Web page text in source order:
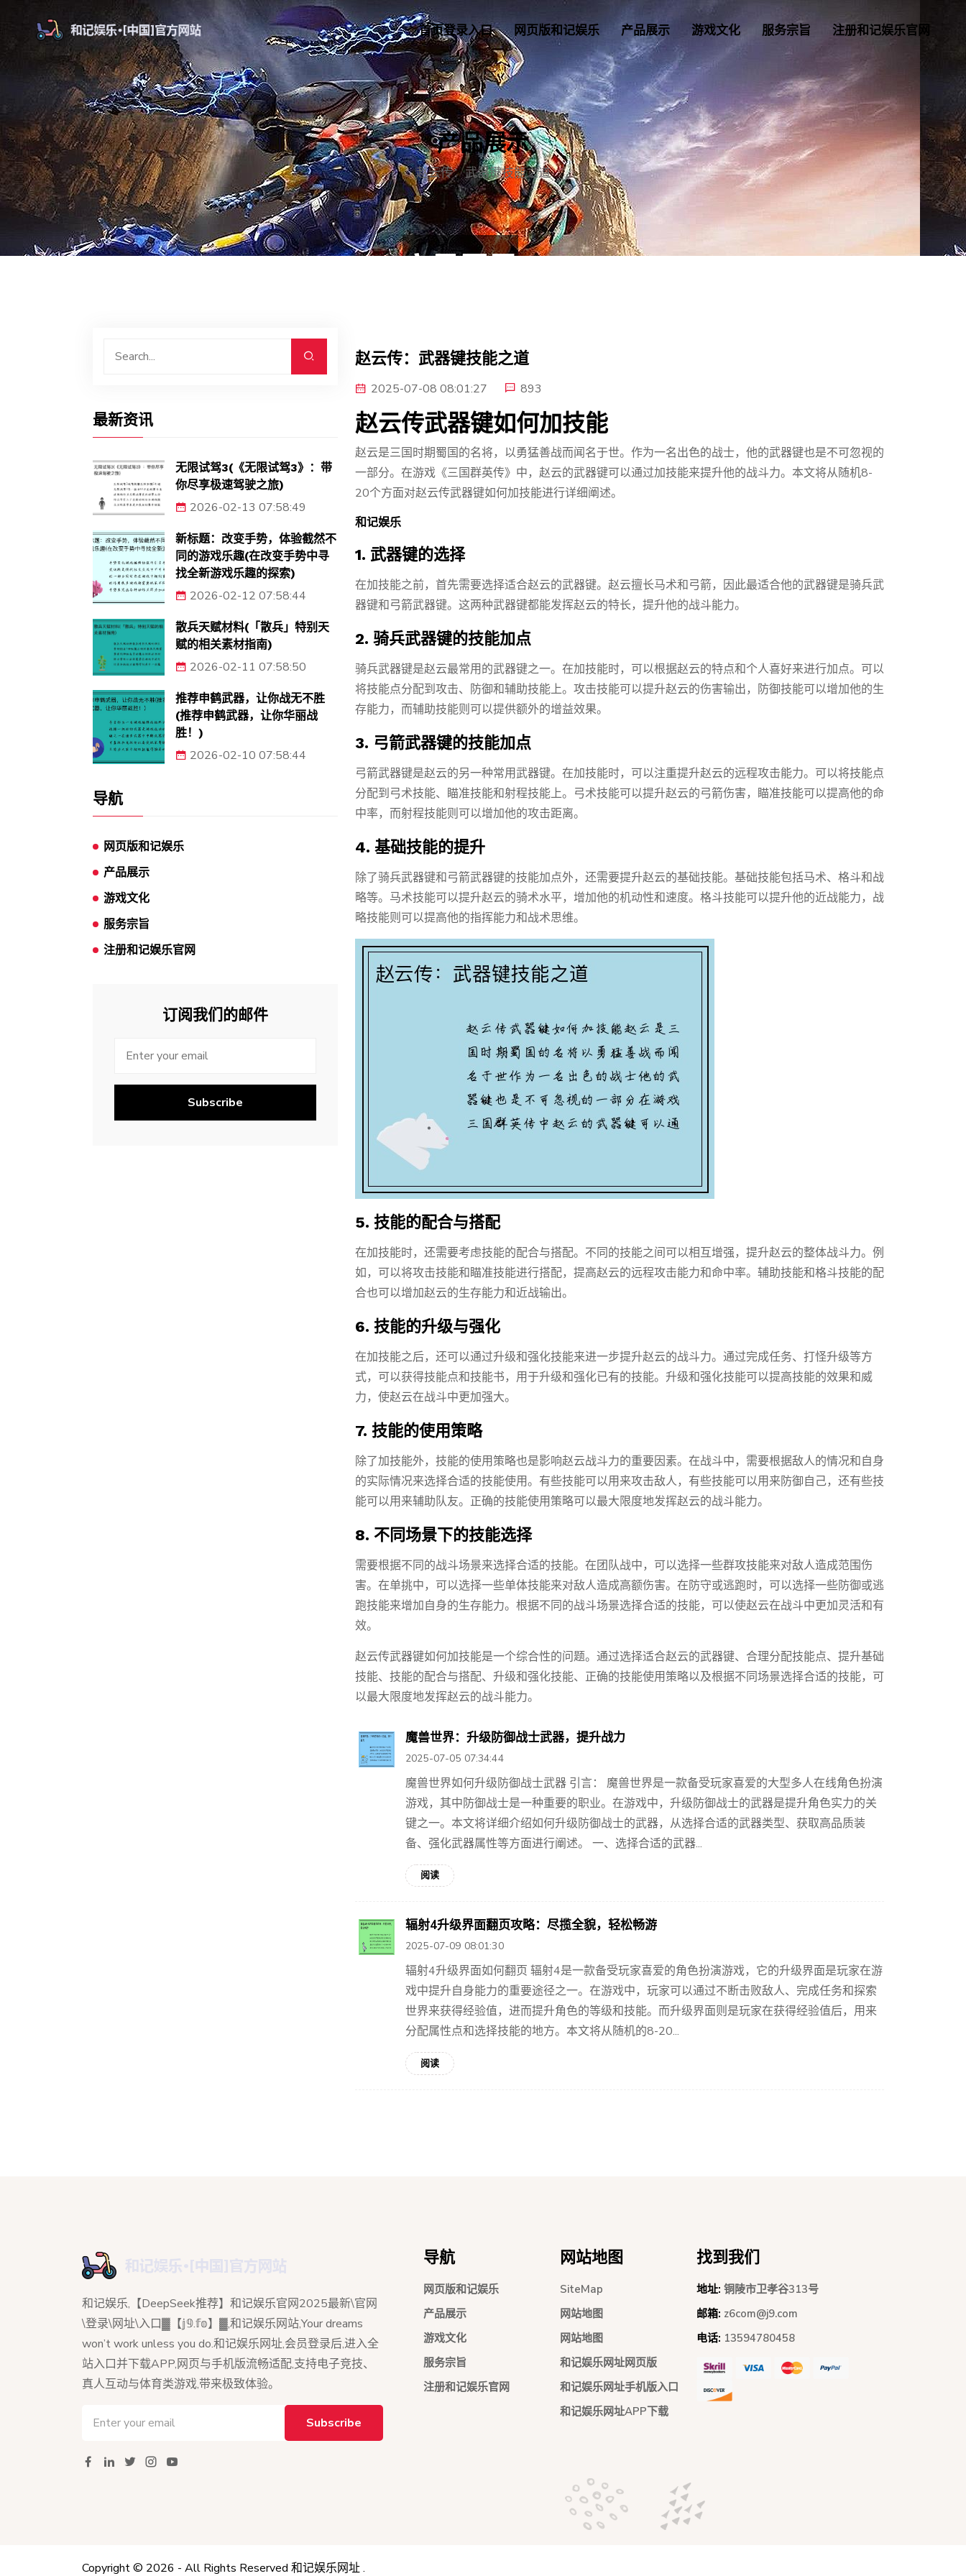
首页登录入口 网页版和记娱乐 产品展示 游戏文化 服务宗旨 注册和记娱乐官网
产品展示
赵云传：武器键技能之道
最新资讯
无限试驾3(《无限试驾3》：带
你尽享极速驾驶之旅)
2026-02-13 07:58:49
新标题：改变手势，体验截然不
同的游戏乐趣(在改变手势中寻
找全新游戏乐趣的探索)
2026-02-12 07:58:44
散兵天赋材料(「散兵」特别天
赋的相关素材指南)
2026-02-11 07:58:50
推荐申鹤武器，让你战无不胜
(推荐申鹤武器，让你华丽战
胜！)
2026-02-10 07:58:44
导航
网页版和记娱乐
产品展示
游戏文化
服务宗旨
注册和记娱乐官网
订阅我们的邮件
Subscribe
赵云传：武器键技能之道
2025-07-08 08:01:27 893
赵云传武器键如何加技能
赵云是三国时期蜀国的名将，以勇猛善战而闻名于世。作为一名出色的战士，他的武器键也是不可忽视的
一部分。在游戏《三国群英传》中，赵云的武器键可以通过加技能来提升他的战斗力。本文将从随机8-
20个方面对赵云传武器键如何加技能进行详细阐述。
和记娱乐
1. 武器键的选择
在加技能之前，首先需要选择适合赵云的武器键。赵云擅长马术和弓箭，因此最适合他的武器键是骑兵武
器键和弓箭武器键。这两种武器键都能发挥赵云的特长，提升他的战斗能力。
2. 骑兵武器键的技能加点
骑兵武器键是赵云最常用的武器键之一。在加技能时，可以根据赵云的特点和个人喜好来进行加点。可以
将技能点分配到攻击、防御和辅助技能上。攻击技能可以提升赵云的伤害输出，防御技能可以增加他的生
存能力，而辅助技能则可以提供额外的增益效果。
3. 弓箭武器键的技能加点
弓箭武器键是赵云的另一种常用武器键。在加技能时，可以注重提升赵云的远程攻击能力。可以将技能点
分配到弓术技能、瞄准技能和射程技能上。弓术技能可以提升赵云的弓箭伤害，瞄准技能可以提高他的命
中率，而射程技能则可以增加他的攻击距离。
4. 基础技能的提升
除了骑兵武器键和弓箭武器键的技能加点外，还需要提升赵云的基础技能。基础技能包括马术、格斗和战
略等。马术技能可以提升赵云的骑术水平，增加他的机动性和速度。格斗技能可以提升他的近战能力，战
略技能则可以提高他的指挥能力和战术思维。
5. 技能的配合与搭配
在加技能时，还需要考虑技能的配合与搭配。不同的技能之间可以相互增强，提升赵云的整体战斗力。例
如，可以将攻击技能和瞄准技能进行搭配，提高赵云的远程攻击能力和命中率。辅助技能和格斗技能的配
合也可以增加赵云的生存能力和近战输出。
6. 技能的升级与强化
在加技能之后，还可以通过升级和强化技能来进一步提升赵云的战斗力。通过完成任务、打怪升级等方
式，可以获得技能点和技能书，用于升级和强化已有的技能。升级和强化技能可以提高技能的效果和威
力，使赵云在战斗中更加强大。
7. 技能的使用策略
除了加技能外，技能的使用策略也是影响赵云战斗力的重要因素。在战斗中，需要根据敌人的情况和自身
的实际情况来选择合适的技能使用。有些技能可以用来攻击敌人，有些技能可以用来防御自己，还有些技
能可以用来辅助队友。正确的技能使用策略可以最大限度地发挥赵云的战斗能力。
8. 不同场景下的技能选择
需要根据不同的战斗场景来选择合适的技能。在团队战中，可以选择一些群攻技能来对敌人造成范围伤
害。在单挑中，可以选择一些单体技能来对敌人造成高额伤害。在防守或逃跑时，可以选择一些防御或逃
跑技能来增加自身的生存能力。根据不同的战斗场景选择合适的技能，可以使赵云在战斗中更加灵活和有
效。
赵云传武器键如何加技能是一个综合性的问题。通过选择适合赵云的武器键、合理分配技能点、提升基础
技能、技能的配合与搭配、升级和强化技能、正确的技能使用策略以及根据不同场景选择合适的技能，可
以最大限度地发挥赵云的战斗能力。
魔兽世界：升级防御战士武器，提升战力
2025-07-05 07:34:44
魔兽世界如何升级防御战士武器 引言： 魔兽世界是一款备受玩家喜爱的大型多人在线角色扮演
游戏，其中防御战士是一种重要的职业。在游戏中，升级防御战士的武器是提升角色实力的关
键之一。本文将详细介绍如何升级防御战士的武器，从选择合适的武器类型、获取高品质装
备、强化武器属性等方面进行阐述。 一、选择合适的武器...
阅读
辐射4升级界面翻页攻略：尽揽全貌，轻松畅游
2025-07-09 08:01:30
辐射4升级界面如何翻页 辐射4是一款备受玩家喜爱的角色扮演游戏，它的升级界面是玩家在游
戏中提升自身能力的重要途径之一。在游戏中，玩家可以通过不断击败敌人、完成任务和探索
世界来获得经验值，进而提升角色的等级和技能。而升级界面则是玩家在获得经验值后，用来
分配属性点和选择技能的地方。本文将从随机的8-20...
阅读
和记娱乐,【DeepSeek推荐】和记娱乐官网2025最新\官网
\登录\网址\入口▓【𝕛𝟡.𝕗𝕠】▓,和记娱乐网站,Your dreams
won’t work unless you do.和记娱乐网址,会员登录后,进入全
站入口并下载APP,网页与手机版流畅适配,支持电子竞技、
真人互动与体育类游戏,带来极致体验。
Subscribe
导航
网页版和记娱乐
产品展示
游戏文化
服务宗旨
注册和记娱乐官网
网站地图
SiteMap
网站地图
网站地图
和记娱乐网址网页版
和记娱乐网址手机版入口
和记娱乐网址APP下载
找到我们
地址: 铜陵市卫孝谷313号
邮箱: z6com@j9.com
电话: 13594780458
Copyright © 2026 - All Rights Reserved 和记娱乐网址.